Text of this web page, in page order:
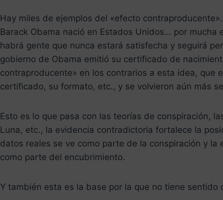
Hay miles de ejemplos del «efecto
Barack Obama nació en Estados Unidos… por mucha
habrá gente que nunca estará satisfecha y seguirá
gobierno de Obama emitió su certificado de
contraproducente» en los contrarios a esta idea, que
certificado, su formato, etc., y se volvieron aún más
Esto es lo que pasa con las teorías de conspiración,
Luna, etc., la evidencia contradictoria fortalece la
datos reales se ve como parte de la conspiración y la
como parte del encubrimiento.
Y también esta es la base por la que no tiene sentido